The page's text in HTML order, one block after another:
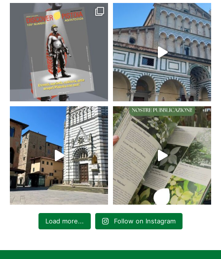
Load more... Follow on Instagram